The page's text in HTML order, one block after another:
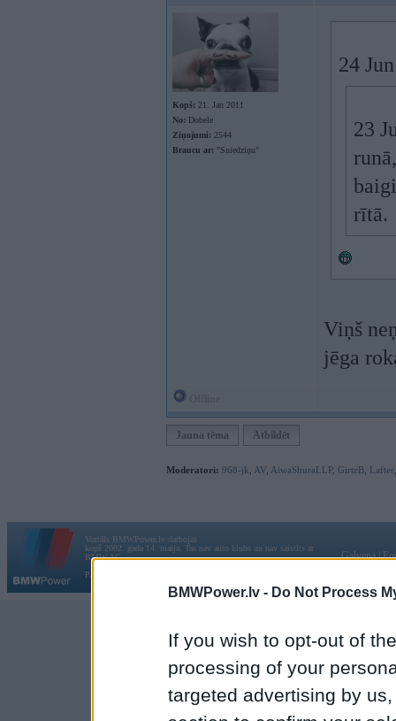
BMWPower.lv - Do Not Process
If you wish to opt-out of
processing of your
targeted advertising by
Kopš: 21. Jan 2011
No: Dobele
Ziņojumi: 2544
Braucu ar: "Sniedziņu"
24
23
rītā.
Viņš
jēga
Jauna tēma Atbildēt
Moderatori: 968-jk AV AiwaShuraLLP, GirtzB Lafter
Vortāls BMWPower.lv darbojas
kopš 2002. gada 14. maija. Tas nav auto klubs un nav saistīts ar
BMW AG.
Par BMWPower
Galvena|